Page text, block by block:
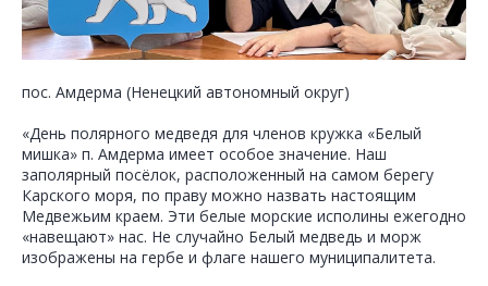
пос. Амдерма (Ненецкий автономный округ)
«День полярного медведя для членов кружка «Белый
мишка» п. Амдерма имеет особое значение. Наш
заполярный посёлок, расположенный на самом берегу
Карского моря, по праву можно назвать настоящим
Медвежьим краем. Эти белые морские исполины ежегодно
«навещают» нас. Не случайно Белый медведь и морж
изображены на гербе и флаге нашего муниципалитета.